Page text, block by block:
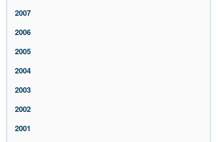
2007
2006
2005
2004
2003
2002
2001